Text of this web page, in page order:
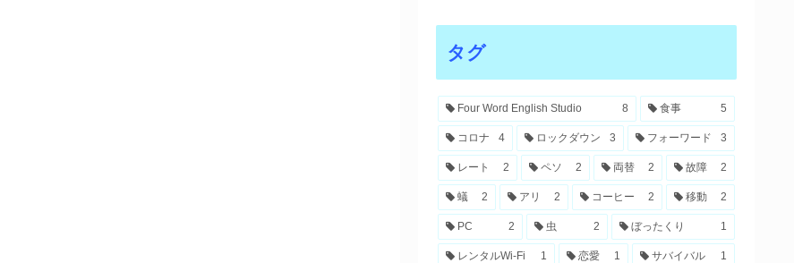
タグ
Four Word English Studio 8 食事 5
コロナ 4 ロックダウン 3 フォーワード 3
レート 2 ペソ 2 両替 2 故障 2
蟻 2 アリ 2 コーヒー 2 移動 2
PC 2 虫 2 ぼったくり 1
レンタルWi-Fi 1 恋愛 1 サバイバル 1